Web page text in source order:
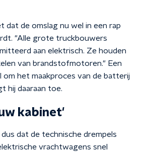
dat de omslag nu wel in een rap
"Alle grote truckbouwers
aan elektrisch. Ze houden
van brandstofmotoren." Een
om het maakproces van de batterij
hij daaraan toe.
kabinet'
dat de technische drempels
vrachtwagens snel